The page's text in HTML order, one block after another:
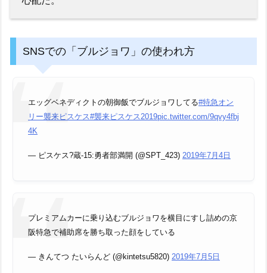
SNSでの「ブルジョワ」の使われ方
エッグベネディクトの朝御飯でブルジョワしてる#特急オン
リー襲来ピスケス#襲来ピスケス2019pic.twitter.com/9qvy4fbj
4K
— ピスケス?蔵-15:勇者部満開 (@SPT_423) 2019年7月4日
プレミアムカーに乗り込むブルジョワを横目にすし詰めの京
阪特急で補助席を勝ち取った顔をしている
— きんてつ たいらんど (@kintetsu5820) 2019年7月5日